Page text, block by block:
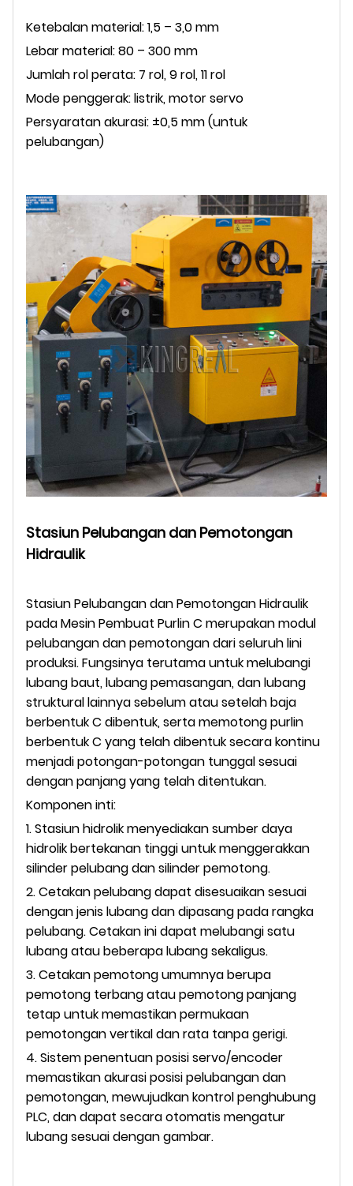
Ketebalan material: 1,5 – 3,0 mm
Lebar material: 80 – 300 mm
Jumlah rol perata: 7 rol, 9 rol, 11 rol
Mode penggerak: listrik, motor servo
Persyaratan akurasi: ±0,5 mm (untuk
pelubangan)
Stasiun Pelubangan dan Pemotongan
Hidraulik
Stasiun Pelubangan dan Pemotongan Hidraulik
pada Mesin Pembuat Purlin C merupakan modul
pelubangan dan pemotongan dari seluruh lini
produksi. Fungsinya terutama untuk melubangi
lubang baut, lubang pemasangan, dan lubang
struktural lainnya sebelum atau setelah baja
berbentuk C dibentuk, serta memotong purlin
berbentuk C yang telah dibentuk secara kontinu
menjadi potongan-potongan tunggal sesuai
dengan panjang yang telah ditentukan.
Komponen inti:
1. Stasiun hidrolik menyediakan sumber daya
hidrolik bertekanan tinggi untuk menggerakkan
silinder pelubang dan silinder pemotong.
2. Cetakan pelubang dapat disesuaikan sesuai
dengan jenis lubang dan dipasang pada rangka
pelubang. Cetakan ini dapat melubangi satu
lubang atau beberapa lubang sekaligus.
3. Cetakan pemotong umumnya berupa
pemotong terbang atau pemotong panjang
tetap untuk memastikan permukaan
pemotongan vertikal dan rata tanpa gerigi.
4. Sistem penentuan posisi servo/encoder
memastikan akurasi posisi pelubangan dan
pemotongan, mewujudkan kontrol penghubung
PLC, dan dapat secara otomatis mengatur
lubang sesuai dengan gambar.